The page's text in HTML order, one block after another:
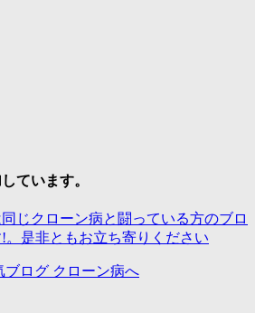
ています。
じクローン病と闘っている方のブロ
。是非ともお立ち寄りください